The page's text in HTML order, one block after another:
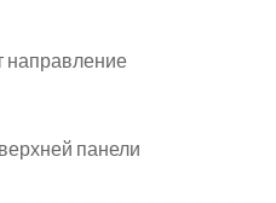
направление
панели